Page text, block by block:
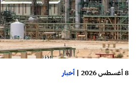
8 أغسطس 2026 | أخبار